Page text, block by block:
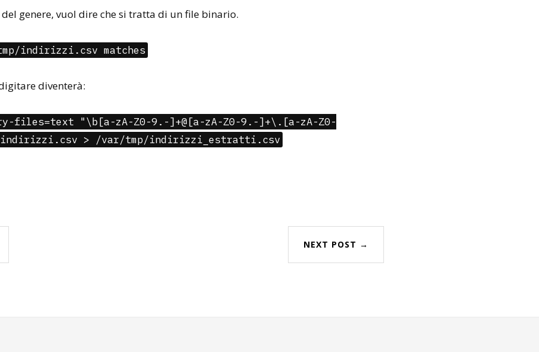
del genere, vuol dire che si tratta di un file binario.
indirizzi.csv matches
diventerà:
files=text "\b[a-zA-Z0-9.-]+@[a-zA-Z0-9.-]+\.[a-zA-Z0-
> /var/tmp/indirizzi_estratti.csv
NEXT POST →